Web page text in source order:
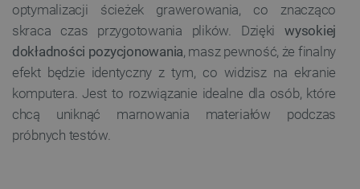
optymalizacji ścieżek grawerowania, co znacząco
skraca czas przygotowania plików. Dziękiwysokiej
dokładności pozycjonowania, masz pewność, że finalny
efekt będzie identyczny z tym, co widzisz na ekranie
komputera. Jest to rozwiązanie idealne dla osób, które
chcą uniknąć marnowania materiałów podczas
próbnych testów.